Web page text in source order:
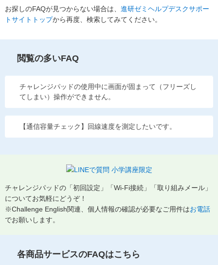
お探しのFAQが見つからない場合は、 進研ゼミヘルプデスクサポー
トサイトトップから再度、検索してみてください。
閲覧の多いFAQ
チャレンジパッドの使用中に画面が固まって（フリーズし
てしまい）操作ができません。
【通信容量チェック】回線速度を測定したいです。
チャレンジパッドの「初回設定」「Wi-Fi接続」「取り組みメール」
についてお気軽にどうぞ！
※Challenge English関連、個人情報の確認が必要なご用件はお電話
でお願いします。
各商品サービスのFAQはこちら